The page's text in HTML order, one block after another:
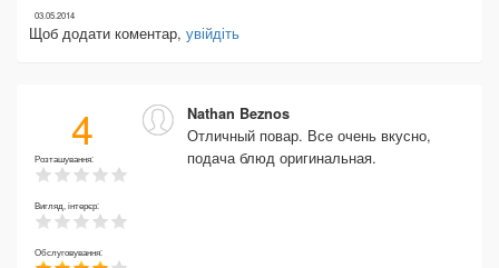
03.05.2014
Щоб додати коментар, увійдіть
4
Розташування:
Вигляд, інтерєр:
Обслуговування:
Nathan Beznos
Отличный повар. Все очень вкусно,
подача блюд оригинальная.